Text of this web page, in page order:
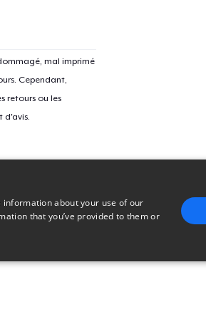
mal imprimé
Cependant,
retours ou les
d'avis.
Sweatshirt
information about your use of our
that you’ve provided to them or